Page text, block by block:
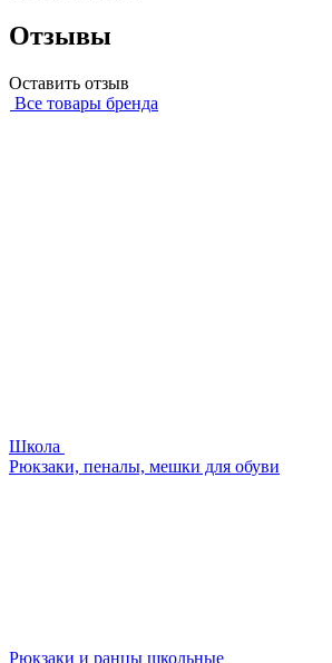
Отзывы
Оставить отзыв
Все товары бренда
Школа
Рюкзаки, пеналы, мешки для обуви
Рюкзаки и ранцы школьные